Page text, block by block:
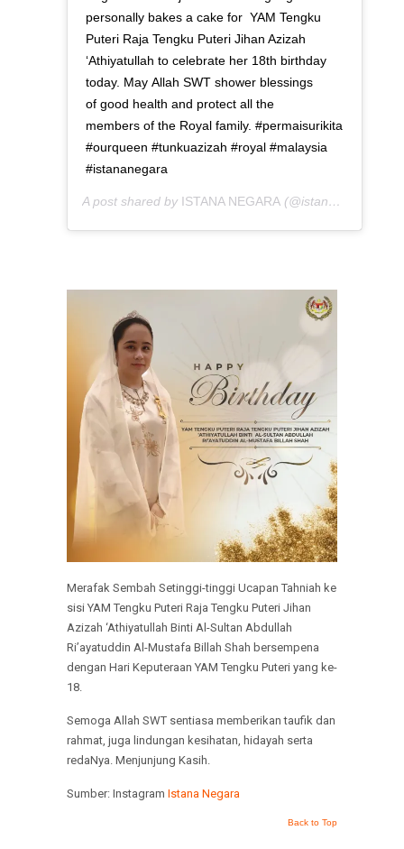
personally bakes a cake for YAM Tengku
Puteri Raja Tengku Puteri Jihan Azizah
‘Athiyatullah to celebrate her 18th birthday
today. May Allah SWT shower blessings
of good health and protect all the
members of the Royal family. #permaisurikita
#ourqueen #tunkuazizah #royal #malaysia
#istananegara
A post shared by ISTANA NEGARA (@istana_negara) on
Merafak Sembah Setinggi-tinggi Ucapan Tahniah ke
sisi YAM Tengku Puteri Raja Tengku Puteri Jihan
Azizah ‘Athiyatullah Binti Al-Sultan Abdullah
Ri’ayatuddin Al-Mustafa Billah Shah bersempena
dengan Hari Keputeraan YAM Tengku Puteri yang ke-
18.
Semoga Allah SWT sentiasa memberikan taufik dan
rahmat, juga lindungan kesihatan, hidayah serta
redaNya. Menjunjung Kasih.
Sumber: Instagram Istana Negara
Back to Top